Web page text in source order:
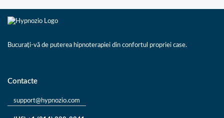
Bucurați-vă de puterea hipnoterapiei din confortul propriei case.
Contacte
support@hypnozio.com